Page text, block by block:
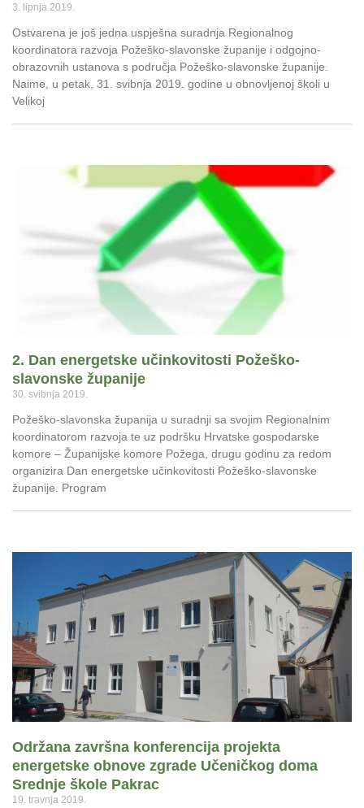
3. lipnja 2019.
Ostvarena je još jedna uspješna suradnja Regionalnog
koordinatora razvoja Požeško-slavonske županije i odgojno-
obrazovnih ustanova s područja Požeško-slavonske županije.
Naime, u petak, 31. svibnja 2019. godine u obnovljenoj školi u
Velikoj
2. Dan energetske učinkovitosti Požeško-
slavonske županije
30. svibnja 2019.
Požeško-slavonska županija u suradnji sa svojim Regionalnim
koordinatorom razvoja te uz podršku Hrvatske gospodarske
komore – Županijske komore Požega, drugu godinu za redom
organizira Dan energetske učinkovitosti Požeško-slavonske
županije. Program
Održana završna konferencija projekta
energetske obnove zgrade Učeničkog doma
Srednje škole Pakrac
19. travnja 2019.